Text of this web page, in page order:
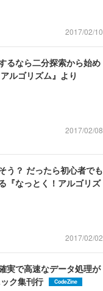
2017/02/10
るなら二分探索から始め
ルゴリズム』より
2017/02/08
う？ だったら初心者でも
『なっとく！アルゴリズ
2017/02/02
実で高速なデータ処理が
ク集刊行
CodeZine